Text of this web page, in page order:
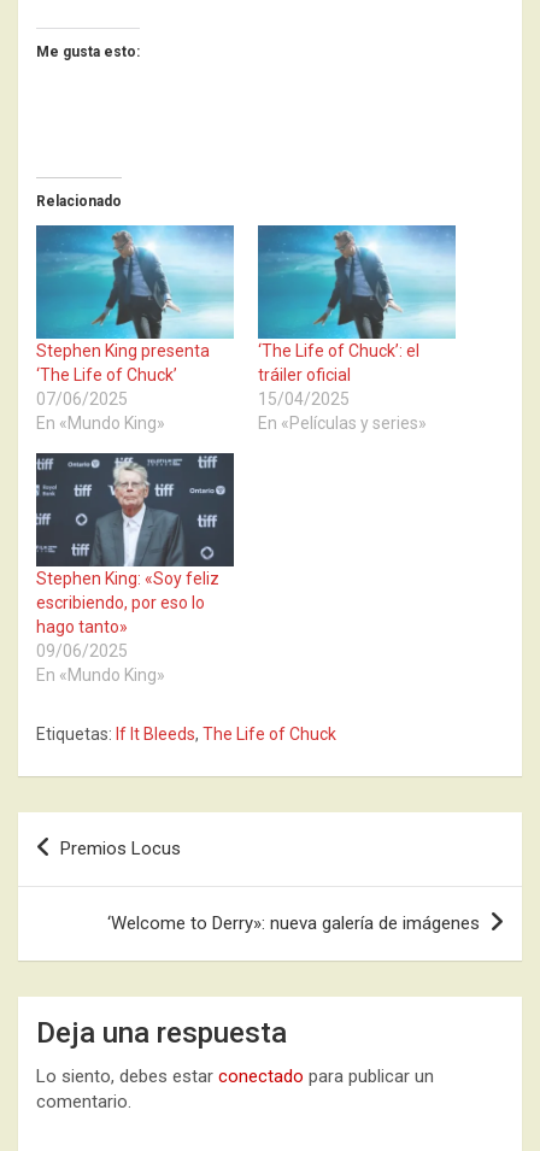
Me gusta esto:
Relacionado
Stephen King presenta
‘The Life of Chuck’
07/06/2025
En «Mundo King»
‘The Life of Chuck’: el
tráiler oficial
15/04/2025
En «Películas y series»
Stephen King: «Soy feliz
escribiendo, por eso lo
hago tanto»
09/06/2025
En «Mundo King»
Etiquetas: If It Bleeds, The Life of Chuck
Navegación
entradas
Premios Locus
‘Welcome to Derry»: nueva galería de imágenes
Deja una respuesta
Lo siento, debes estar conectado para publicar un
comentario.